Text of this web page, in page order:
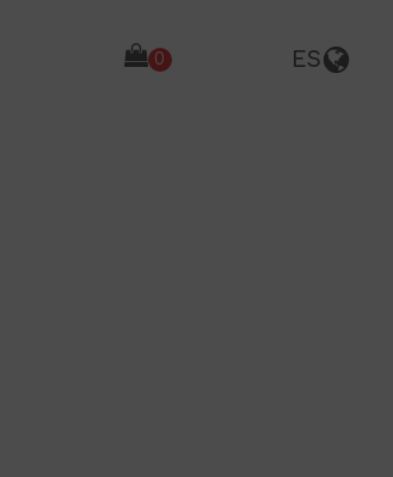
ES